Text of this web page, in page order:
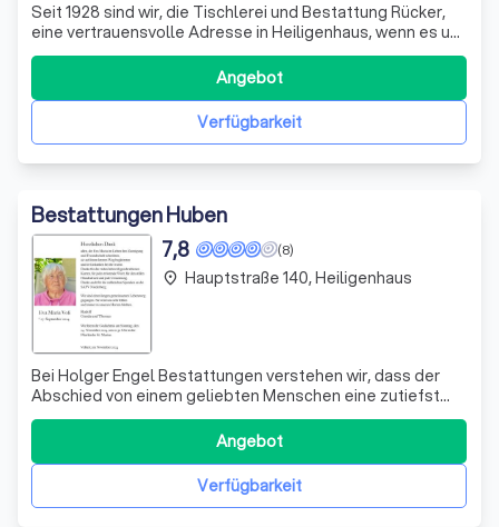
Seit 1928 sind wir, die Tischlerei und Bestattung Rücker,
eine vertrauensvolle Adresse in Heiligenhaus, wenn es um
den würdevollen Abschied von geliebten Menschen geht.
In dritter Generation führen wir unser
Familienunternehmen mit Hingabe und Respekt vor dem
Leben und dem individuellen Abschied. Wi
Verfügbarkeit
Angebot
Bestattungen Huben
(8)
7,8
Bei Holger Engel Bestattungen verstehen wir, dass der
Abschied von einem geliebten Menschen eine zutiefst
persönliche Angelegenheit ist. Seit 1869 stehen wir den
Hinterbliebenen in Velbert und Heiligenhaus mit Würde
und Respekt zur Seite. Unser Ansatz ist es, jede
Bestattung individuell und einfühls
Verfügbarkeit
Angebot
place Hauptstraße 140, Heiligenhaus